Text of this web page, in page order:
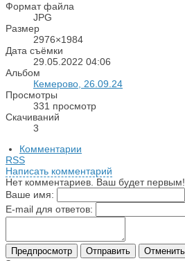
Формат файла
JPG
Размер
2976×1984
Дата съёмки
29.05.2022 04:06
Альбом
Кемерово, 26.09.24
Просмотры
331 просмотр
Скачиваний
3
Комментарии
RSS
Написать комментарий
Нет комментариев. Ваш будет первым!
Ваше имя:
E-mail для ответов: